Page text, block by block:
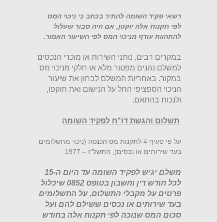
רשאי פקיד השומה להתיר בכתב כי ניכוי המס
לפי תקנות אלה יוקטן, אם היה סבור שעלול
להתהוות עודף מניכוי המס לפי השיעור האמור.
במקרים רבים, נותני השירות או מוכרי הנכסים
למשלם נהנים מפטור מלא או חלקי מניכוי מס
במקור. באחריות המשלם לבחון את שיעור
הניכוי הספציפי החל על הנישום ואת תוקפו,
ולנכות בהתאם.
תשלום והגשת דו"ח לפקיד השומה
על פי סעיף 4 לתקנות מס הכנסה (ניכוי מתשלומים
בעד שירותים או נכסים), התשל"ז – 1977:
משלם יגיש לפקיד השומה עד היום ה-15
לכל חודש דין וחשבון בטופס 0852 שיכלול
פרטים על מקבלי התשלום, על התשלומים
בעד שירותים או נכסים ששילם להם ועל
סכום המס שנוכה לפי תקנות אלה בחודש